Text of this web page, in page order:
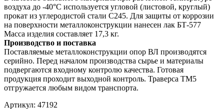
воздуха до -40°С используется угловой (листовой, круглый)
прокат из углеродистой стали С245. Для защиты от коррозии
на поверхности металлоконструкции нанесен лак БТ-577
Масса изделия составляет 17,3 кг.
Производство и поставка
Поставляемые металлоконструкции опор ВЛ производятся
серийно. Перед началом производства сырье и материалы
подвергаются входному контролю качества. Готовая
продукция проходит выходной контроль. Траверса ТМ5
отгружается любым видом транспорта.
Артикул: 47192